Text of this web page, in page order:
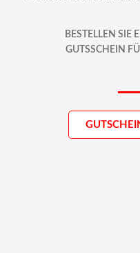
BESTELLEN SIE
GUTSSCHEIN